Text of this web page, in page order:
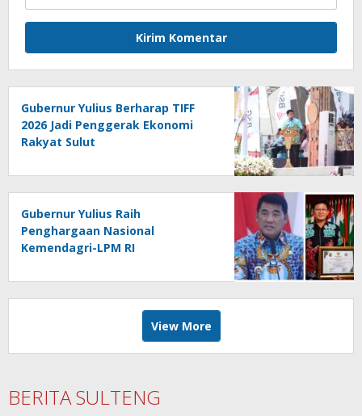
Gubernur Yulius Berharap TIFF
2026 Jadi Penggerak Ekonomi
Rakyat Sulut
Gubernur Yulius Raih
Penghargaan Nasional
Kemendagri-LPM RI
View More
BERITA SULTENG